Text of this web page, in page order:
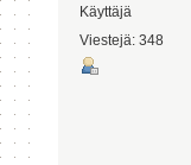
Käyttäjä
Viestejä: 348